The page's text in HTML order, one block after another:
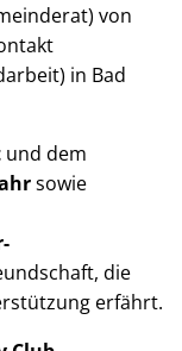
von
in Bad
und dem
sowie
die
erfährt.